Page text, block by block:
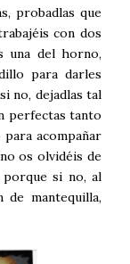
probadlas que
con dos
una del horno,
para darles
no, dejadlas tal
perfectas tanto
acompañar
os olvidéis de
si no, al
mantequilla,